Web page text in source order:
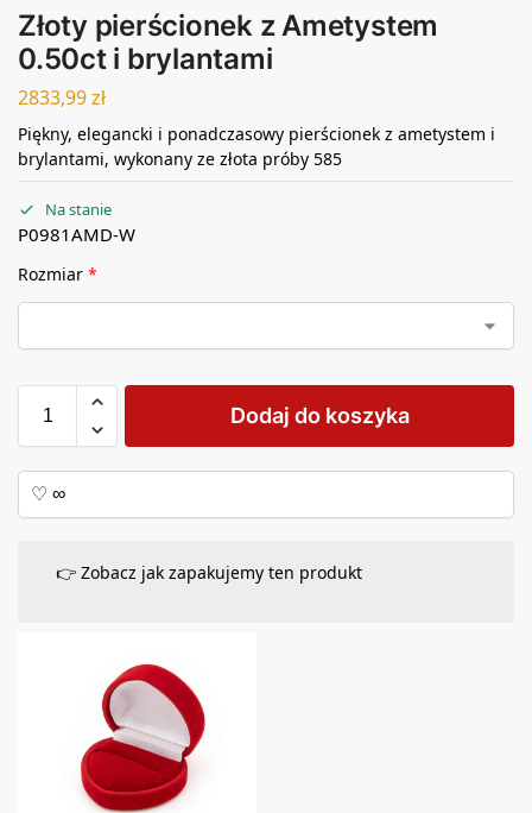
Złoty pierścionek z Ametystem
0.50ct i brylantami
2833,99zł
Piękny, elegancki i ponadczasowy pierścionek z ametystem i
brylantami, wykonany ze złota próby 585
Na stanie
P0981AMD-W
Rozmiar *
Dodaj do koszyka
👉 Zobacz jak zapakujemy ten produkt